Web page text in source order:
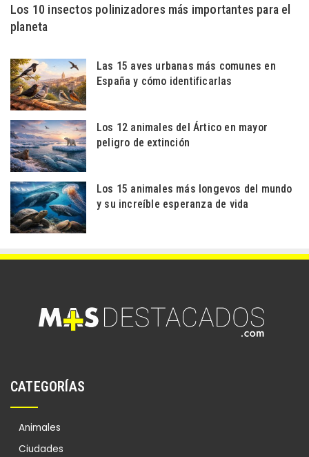
Los 10 insectos polinizadores más importantes para el
planeta
Las 15 aves urbanas más comunes en
España y cómo identificarlas
Los 12 animales del Ártico en mayor
peligro de extinción
Los 15 animales más longevos del mundo
y su increíble esperanza de vida
CATEGORÍAS
Animales
Ciudades